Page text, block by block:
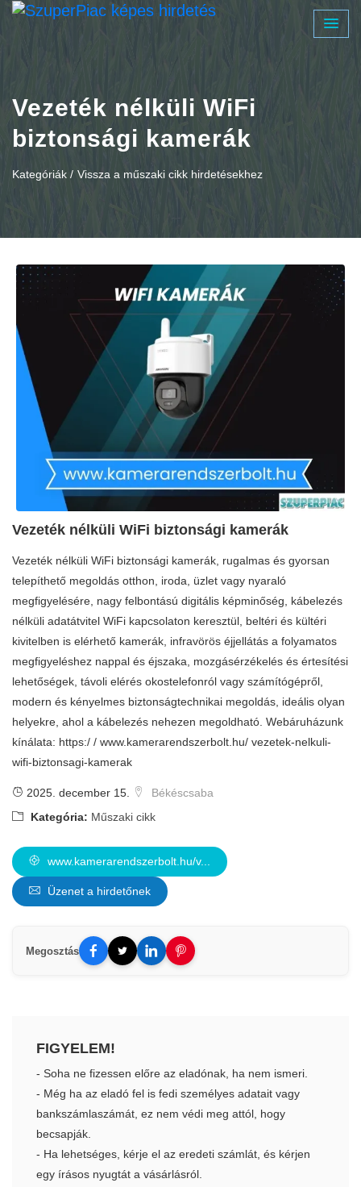
Vezeték nélküli WiFi
biztonsági kamerák
Kategóriák / Vissza a műszaki cikk hirdetésekhez
Vezeték nélküli WiFi biztonsági kamerák
Vezeték nélküli WiFi biztonsági kamerák, rugalmas és gyorsan
telepíthető megoldás otthon, iroda, üzlet vagy nyaraló
megfigyelésére, nagy felbontású digitális képminőség, kábelezés
nélküli adatátvitel WiFi kapcsolaton keresztül, beltéri és kültéri
kivitelben is elérhető kamerák, infravörös éjjellátás a folyamatos
megfigyeléshez nappal és éjszaka, mozgásérzékelés és értesítési
lehetőségek, távoli elérés okostelefonról vagy számítógépről,
modern és kényelmes biztonságtechnikai megoldás, ideális olyan
helyekre, ahol a kábelezés nehezen megoldható. Webáruházunk
kínálata: https:/ / www.kamerarendszerbolt.hu/ vezetek-nelkuli-
wifi-biztonsagi-kamerak
2025. december 15.
Békéscsaba
Kategória: Műszaki cikk
www.kamerarendszerbolt.hu/v...
Üzenet a hirdetőnek
Megosztás
FIGYELEM!
- Soha ne fizessen előre az eladónak, ha nem ismeri.
- Még ha az eladó fel is fedi személyes adatait vagy
bankszámlaszámát, ez nem védi meg attól, hogy
becsapják.
- Ha lehetséges, kérje el az eredeti számlát, és kérjen
egy írásos nyugtát a vásárlásról.